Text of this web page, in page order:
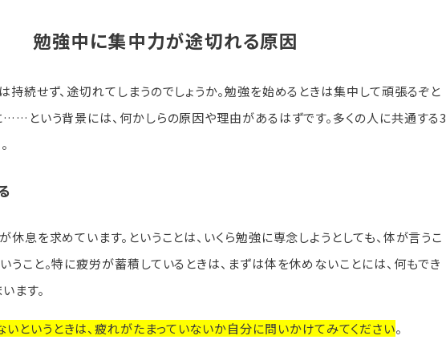
勉強中に集中力が途切れる原因
持続せず、途切れてしまうのでしょうか。勉強を始めるときは集中して頑張るぞと
という背景には、何かしらの原因や理由があるはずです。多くの人に共通する3
休息を求めています。ということは、いくら勉強に専念しようとしても、体が言うこ
うこと。特に疲労が蓄積しているときは、まずは体を休めないことには、何もでき
ます。
というときは、疲れがたまっていないか自分に問いかけてみてください。